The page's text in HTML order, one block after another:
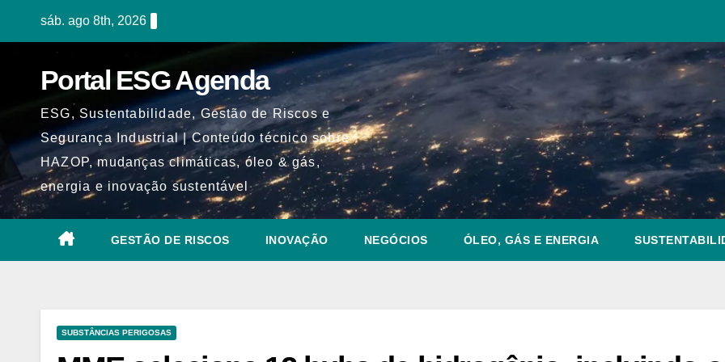
sáb. ago 8th, 2026
Portal ESG Agenda
ESG, Sustentabilidade, Gestão de Riscos e
Segurança Industrial | Conteúdo técnico sobre
HAZOP, mudanças climáticas, óleo & gás,
energia e inovação sustentável
GESTÃO DE RISCOS INOVAÇÃO NEGÓCIOS ÓLEO, GÁS E ENERGIA
SUBSTÂNCIAS PERIGOSAS